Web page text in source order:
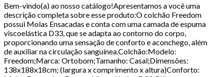
Bem-vindo(a) ao nosso catálogo!Apresentamos a você uma
descrição completa sobre esse produto:O colchão Freedom
possui Molas Ensacadas e conta com uma camada de espuma
viscoelástica D33, que se adapta ao contorno do corpo,
proporcionando uma sensação de conforto e aconchego, além
de auxiliar na circulação sanguínea.Colchão:Modelo:
Freedom;Marca: Ortobom;Tamanho: Casal;Dimensões:
138x188x18cm; (largura x comprimento x altura)Conforto: